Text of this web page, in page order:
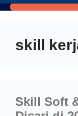
skill
Skill Soft